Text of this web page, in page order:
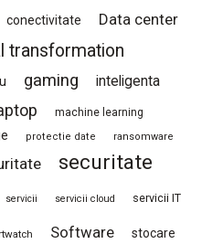
conectivitate Data center
transformation
gaming
inteligenta
machine learning
protectie date ransomware
securitate
servicii servicii cloud servicii IT
Software stocare